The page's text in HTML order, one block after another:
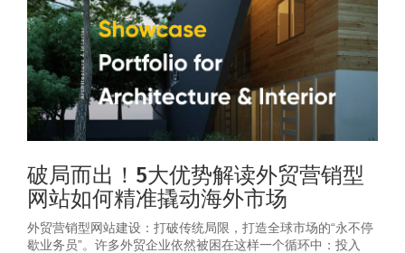
破局而出！5大优势解读外贸营销型
网站如何精准撬动海外市场
外贸营销型网站建设：打破传统局限，打造全球市场的“永不停
歇业务员”。许多外贸企业依然被困在这样一个循环中：投入